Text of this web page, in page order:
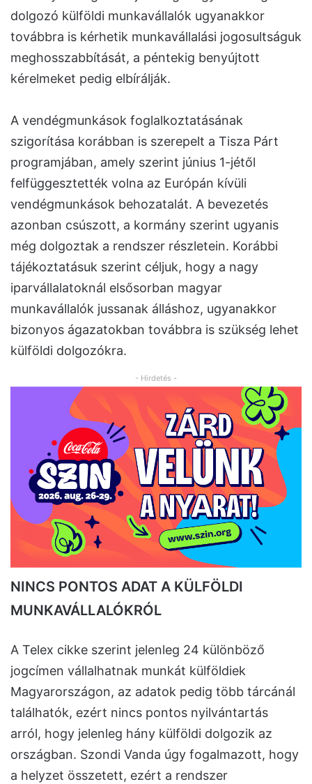
dolgozó külföldi munkavállalók ugyanakkor
továbbra is kérhetik munkavállalási jogosultságuk
meghosszabbítását, a péntekig benyújtott
kérelmeket pedig elbírálják.
A vendégmunkások foglalkoztatásának
szigorítása korábban is szerepelt a Tisza Párt
programjában, amely szerint június 1-jétől
felfüggesztették volna az Európán kívüli
vendégmunkások behozatalát. A bevezetés
azonban csúszott, a kormány szerint ugyanis
még dolgoztak a rendszer részletein. Korábbi
tájékoztatásuk szerint céljuk, hogy a nagy
iparvállalatoknál elsősorban magyar
munkavállalók jussanak álláshoz, ugyanakkor
bizonyos ágazatokban továbbra is szükség lehet
külföldi dolgozókra.
- Hirdetés -
NINCS PONTOS ADAT A KÜLFÖLDI
MUNKAVÁLLALÓKRÓL
A Telex cikke szerint jelenleg 24 különböző
jogcímen vállalhatnak munkát külföldiek
Magyarországon, az adatok pedig több tárcánál
találhatók, ezért nincs pontos nyilvántartás
arról, hogy jelenleg hány külföldi dolgozik az
országban. Szondi Vanda úgy fogalmazott, hogy
a helyzet összetett, ezért a rendszer